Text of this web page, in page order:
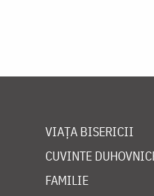
VIAȚA BISERICII
CUVINTE
FAMILIE